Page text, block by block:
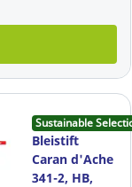
Sustainable
Bleistift
Caran d'Ache
341-2, HB,